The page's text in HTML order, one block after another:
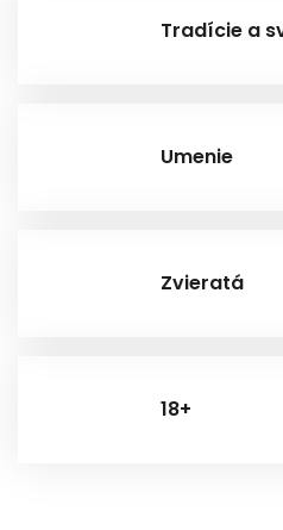
Tradície a
Umenie
Zvieratá
18+